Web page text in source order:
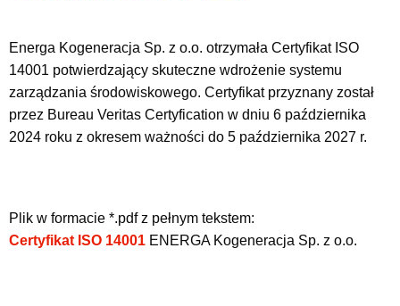
Energa Kogeneracja Sp. z o.o. otrzymała Certyfikat ISO
14001 potwierdzający skuteczne wdrożenie systemu
zarządzania środowiskowego. Certyfikat przyznany został
przez Bureau Veritas Certyfication w dniu 6 października
2024 roku z okresem ważności do 5 października 2027 r.
Plik w formacie *.pdf z pełnym tekstem:
Certyfikat ISO 14001 ENERGA Kogeneracja Sp. z o.o.